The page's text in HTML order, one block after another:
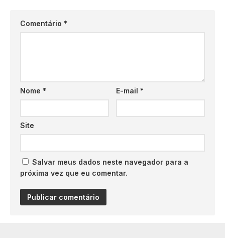
Comentário *
Nome * E-mail*
Site
Salvar meus dados neste navegador para a
próxima vez que eu comentar.